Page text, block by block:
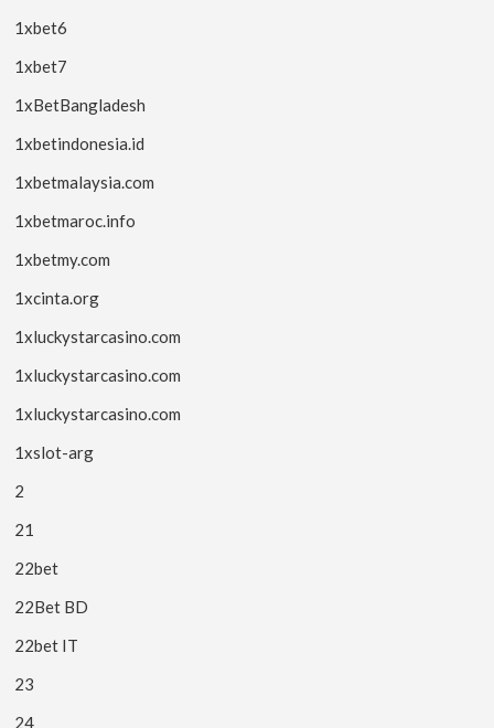
1xbet6
1xbet7
1xBetBangladesh
1xbetindonesia.id
1xbetmalaysia.com
1xbetmaroc.info
1xbetmy.com
1xcinta.org
1xluckystarcasino.com
1xluckystarcasino.com
1xluckystarcasino.com
1xslot-arg
2
21
22bet
22Bet BD
22bet IT
23
24